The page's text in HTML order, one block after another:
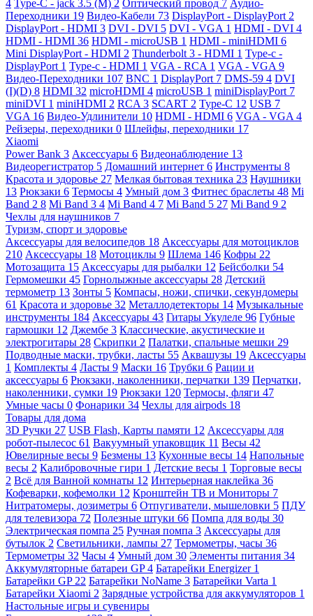
4 Type-C - jack 3.5 (M) 2 Оптический провод 7 Аудио-
Переходники 19 Видео-Кабели 73 DisplayPort - DisplayPort 2
DisplayPort - HDMI 3 DVI - DVI 5 DVI - VGA 1 HDMI - DVI 4
HDMI - HDMI 36 HDMI - microUSB 1 HDMI - miniHDMI 6
Mini DisplayPort - HDMI 2 Thunderbolt 3 - HDMI 1 Type-c -
DisplayPort 1 Type-c - HDMI 1 VGA - RCA 1 VGA - VGA 9
Видео-Переходники 107 BNC 1 DisplayPort 7 DMS-59 4 DVI
(I)(D) 8 HDMI 32 microHDMI 4 microUSB 1 miniDisplayPort 7
miniDVI 1 miniHDMI 2 RCA 3 SCART 2 Type-C 12 USB 7
VGA 16 Видео-Удлинители 10 HDMI - HDMI 6 VGA - VGA 4
Рейзеры, переходники 0 Шлейфы, переходники 17
Xiaomi
Power Bank 3 Аксессуары 6 Видеонаблюдение 13
Видеорегистратор 5 Домашний интернет 6 Инструменты 8
Красота и здоровье 27 Мелкая бытовая техника 23 Наушники
13 Рюкзаки 6 Термосы 4 Умный дом 3 Фитнес браслеты 48 Mi
Band 2 8 Mi Band 3 4 Mi Band 4 7 Mi Band 5 27 Mi Band 9 2
Чехлы для наушников 7
Туризм, спорт и здоровье
Аксессуары для велосипедов 18 Аксессуары для мотоциклов
210 Аксессуары 18 Мотоциклы 9 Шлема 146 Кофры 22
Мотозащита 15 Аксессуары для рыбалки 12 Бейсболки 54
Гермомешки 45 Горнолыжные аксессуары 28 Детский
термометр 13 Зонты 5 Компасы, ножи, спички, секундомеры
61 Красота и здоровье 32 Металлодетекторы 14 Музыкальные
инструменты 184 Аксессуары 43 Гитары Укулеле 96 Губные
гармошки 12 Джембе 3 Классические, акустические и
электрогитары 28 Скрипки 2 Палатки, спальные мешки 29
Подводные маски, трубки, ласты 55 Аквашузы 19 Аксессуары
1 Комплекты 4 Ласты 9 Маски 16 Трубки 6 Рации и
аксессуары 6 Рюкзаки, наколенники, перчатки 139 Перчатки,
наколенники, сумки 19 Рюкзаки 120 Термосы, фляги 47
Умные часы 0 Фонарики 34 Чехлы для airpods 18
Товары для дома
3D Ручки 27 USB Flash, Карты памяти 12 Аксессуары для
робот-пылесос 61 Вакуумный упаковщик 11 Весы 42
Ювелирные весы 9 Безмены 13 Кухонные весы 14 Напольные
весы 2 Калибровочные гири 1 Детские весы 1 Торговые весы
2 Всё для Ванной комнаты 12 Интерьерная наклейка 36
Кофеварки, кофемолки 12 Кронштейн ТВ и Мониторы 7
Нитратомеры, дозиметры 6 Отпугиватели, мышеловки 5 ПДУ
для телевизора 72 Полезные штуки 66 Помпа для воды 30
Электрическая помпа 25 Ручная помпа 3 Аксессуары для
бутылок 2 Светильники, лампы 27 Термометры, часы 36
Термометры 32 Часы 4 Умный дом 30 Элементы питания 34
Аккумуляторные батареи GP4 Батарейки Energizer 1
Батарейки GP 22 Батарейки NoName 3 Батарейки Varta 1
Батарейки Xiaomi 2 Зарядные устройства для аккумуляторов 1
Настольные игры и сувениры